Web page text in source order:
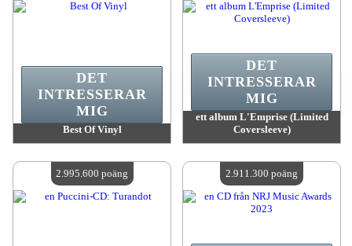
Best Of Vinyl
Antal tillgängliga:4
DET
INTRESSERAR
MIG
ett album L'Emprise (Limited
Coversleeve)
Antal tillgängliga:4
DET
INTRESSERAR
MIG
2.995.600 poäng 2.911.300 poäng